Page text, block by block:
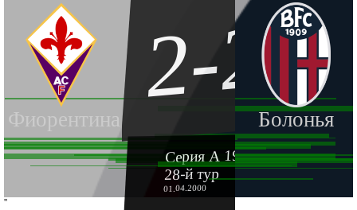
Фиорентина Болонья
2-2
Серия А 1999-2000
28-й тур
01.04.2000
''